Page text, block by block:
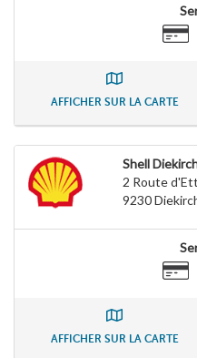
AFFICHER SUR LA CARTE
Shell
2 Route
9230
AFFICHER SUR LA CARTE